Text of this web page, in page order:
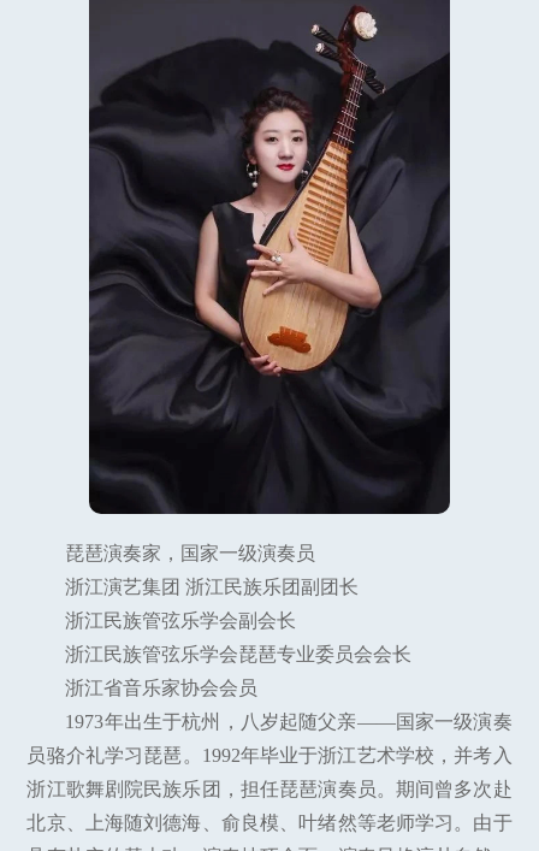
琵琶演奏家，国家一级演奏员
浙江演艺集团 浙江民族乐团副团长
浙江民族管弦乐学会副会长
浙江民族管弦乐学会琵琶专业委员会会长
浙江省音乐家协会会员
1973年出生于杭州，八岁起随父亲——国家一级演奏
员骆介礼学习琵琶。1992年毕业于浙江艺术学校，并考入
浙江歌舞剧院民族乐团，担任琵琶演奏员。期间曾多次赴
北京、上海随刘德海、俞良模、叶绪然等老师学习。由于